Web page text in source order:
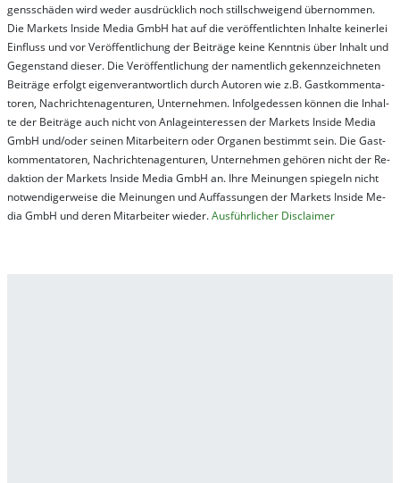
gens­schä­den wird we­der aus­drück­lich noch stil­lschwei­gend über­nom­men.
Die Mar­kets In­side Me­dia GmbH hat auf die ver­öf­fent­lich­ten In­hal­te kei­ner­lei
Ein­fluss und vor Ver­öf­fent­lich­ung der Bei­trä­ge kei­ne Ken­nt­nis über In­halt und
Ge­gen­stand die­ser. Die Ver­öf­fent­lich­ung der na­ment­lich ge­kenn­zeich­net­en
Bei­trä­ge er­folgt ei­gen­ver­ant­wort­lich durch Au­tor­en wie z.B. Gast­kom­men­ta­
tor­en, Nach­richt­en­ag­en­tur­en, Un­ter­neh­men. In­fol­ge­des­sen kön­nen die In­hal­
te der Bei­trä­ge auch nicht von An­la­ge­in­te­res­sen der Mar­kets In­side Me­dia
GmbH und/oder sei­nen Mit­ar­bei­tern oder Or­ga­nen be­stim­mt sein. Die Gast­
kom­men­ta­tor­en, Nach­rich­ten­ag­en­tur­en, Un­ter­neh­men ge­hör­en nicht der Re­
dak­tion der Mar­kets In­side Me­dia GmbH an. Ihre Mei­nung­en spie­geln nicht
not­wen­di­ger­wei­se die Mei­nung­en und Auf­fas­sung­en der Mar­kets In­side Me­
dia GmbH und de­ren Mit­ar­bei­ter wie­der.Aus­führ­lich­er Dis­clai­mer